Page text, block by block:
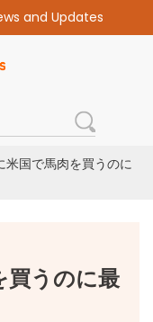
and Updates
米国で馬肉を買うのに
買うのに最